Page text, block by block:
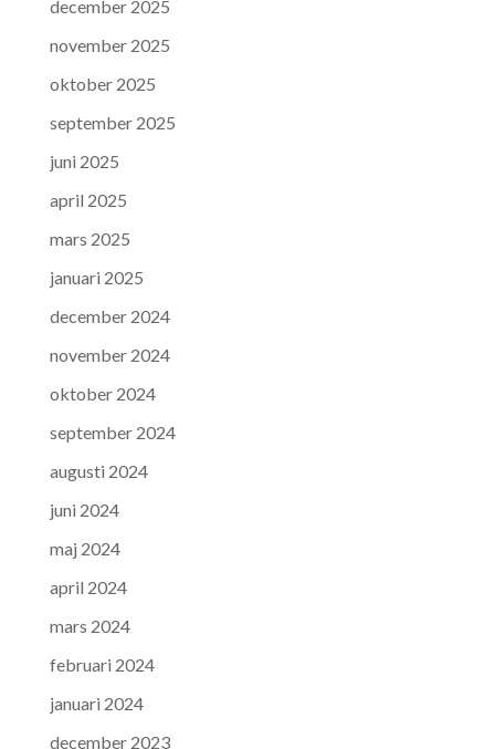
december 2025
november 2025
oktober 2025
september 2025
juni 2025
april 2025
mars 2025
januari 2025
december 2024
november 2024
oktober 2024
september 2024
augusti 2024
juni 2024
maj 2024
april 2024
mars 2024
februari 2024
januari 2024
december 2023